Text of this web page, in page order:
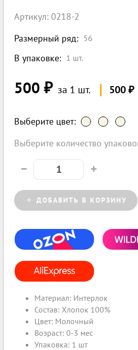
Артикул: 0218-2
Размерный ряд: 56
В упаковке: 1 шт.
500 ₽ за 1 шт. 500 ₽
Выберите цвет:
Выберите количество
ДОБАВИТЬ В КОРЗИНУ
OZON
ALIEXPRESS
Материал: Интерлок
Состав: Хлопок 100%
Цвет: Молочный
Возраст: 0-3 мес
Упаковка: 1 шт